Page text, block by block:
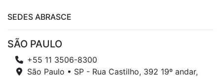
SEDES ABRASCE
SÃO PAULO
+55 11 3506-8300
São Paulo • SP - Rua Castilho, 392 19º andar,